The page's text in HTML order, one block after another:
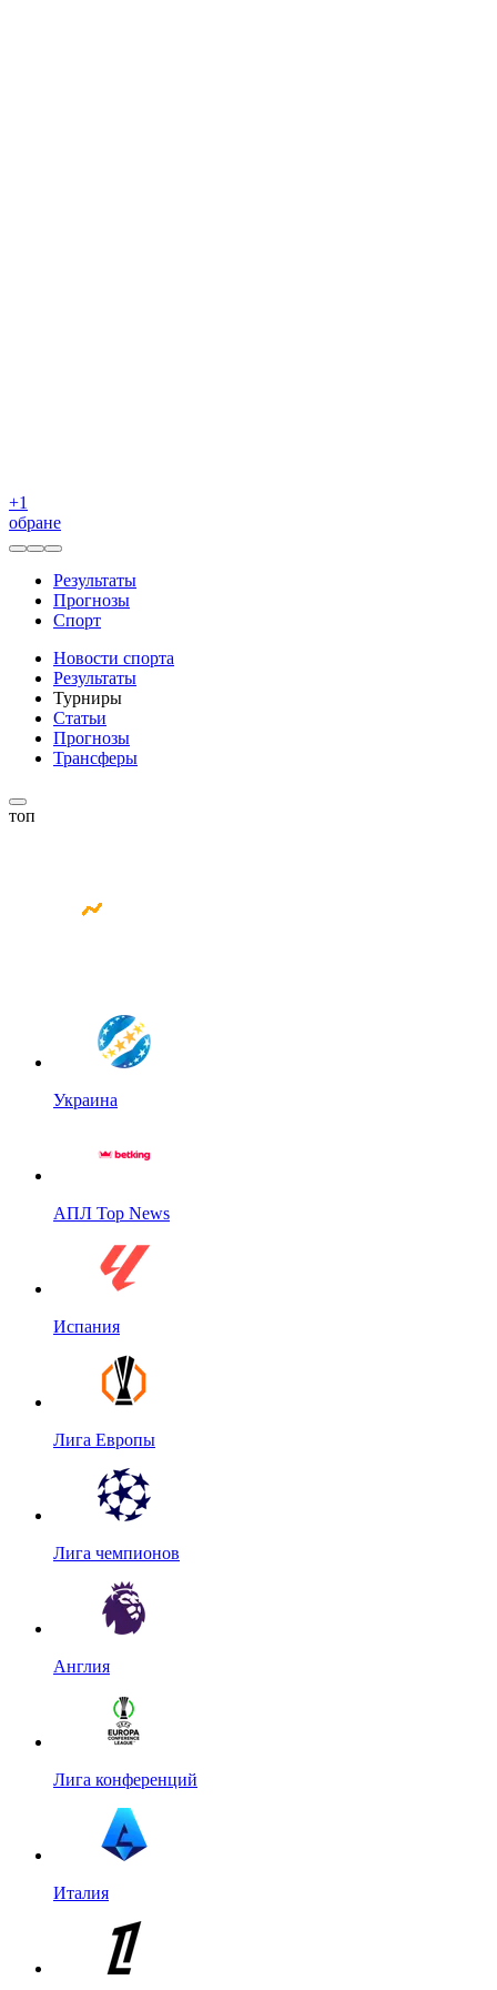
+1
обране
Результаты
Прогнозы
Спорт
Новости спорта
Результаты
Турниры
Статьи
Прогнозы
Трансферы
топ
Украина
АПЛ Top News
Испания
Лига Европы
Лига чемпионов
Англия
Лига конференций
Италия